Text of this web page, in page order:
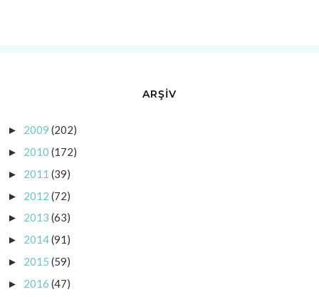
ARŞİV
► 2009 (202)
► 2010 (172)
► 2011 (39)
► 2012 (72)
► 2013 (63)
► 2014(91)
► 2015 (59)
► 2016 (47)